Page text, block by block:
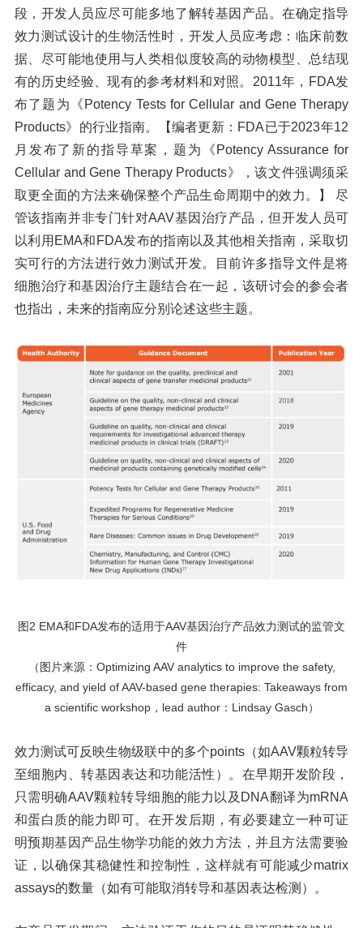
段，开发人员应尽可能多地了解转基因产品。在确定指导
效力测试设计的生物活性时，开发人员应考虑：临床前数
据、尽可能地使用与人类相似度较高的动物模型、总结现
有的历史经验、现有的参考材料和对照。2011年，FDA发
布了题为《Potency Tests for Cellular and Gene Therapy
Products》的行业指南。【编者更新：FDA已于2023年12
月发布了新的指导草案，题为《Potency Assurance for
Cellular and Gene Therapy Products》，该文件强调须采
取更全面的方法来确保整个产品生命周期中的效力。】 尽
管该指南并非专门针对AAV基因治疗产品，但开发人员可
以利用EMA和FDA发布的指南以及其他相关指南，采取切
实可行的方法进行效力测试开发。目前许多指导文件是将
细胞治疗和基因治疗主题结合在一起，该研讨会的参会者
也指出，未来的指南应分别论述这些主题。
图2 EMA和FDA发布的适用于AAV基因治疗产品效力测试的监管文
件
（图片来源： Optimizing AAV analytics to improve the safety,
efficacy, and yield of AAV-based gene therapies: Takeaways from
a scientific workshop，lead author：Lindsay Gasch）
效力测试可反映生物级联中的多个points（如AAV颗粒转导
至细胞内、转基因表达和功能活性）。在早期开发阶段，
只需明确AAV颗粒转导细胞的能力以及DNA翻译为mRNA
和蛋白质的能力即可。在开发后期，有必要建立一种可证
明预期基因产品生物学功能的效力方法，并且方法需要验
证，以确保其稳健性和控制性，这样就有可能减少matrix
assays的数量（如有可能取消转导和基因表达检测）。